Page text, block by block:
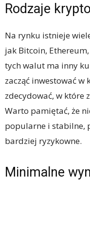
Rodzaje
Na rynku istnieje
jak Bitcoin,
tych walut ma inny
zacząć inwestować
zdecydować, w które
Warto pamiętać, że
popularne i stabilne,
bardziej ryzykowne.
Minimalne